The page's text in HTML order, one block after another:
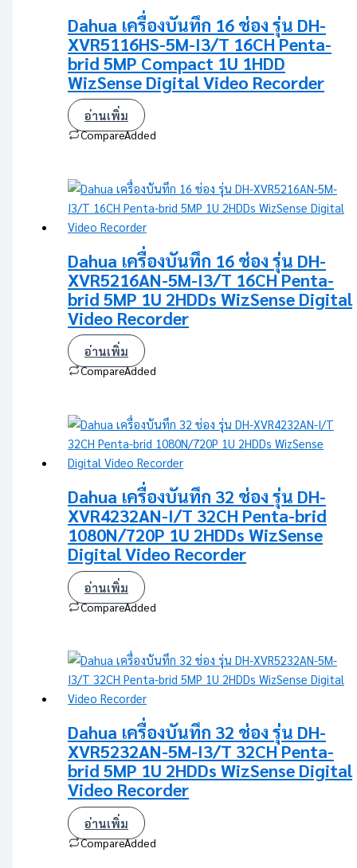
Dahua เครื่องบันทึก 16 ช่อง รุ่น DH-
XVR5116HS-5M-I3/T 16CH Penta-
brid 5MP Compact 1U 1HDD
WizSense Digital Video Recorder
อ่านเพิ่ม
CompareAdded
Dahua เครื่องบันทึก 16 ช่อง รุ่น DH-
XVR5216AN-5M-I3/T 16CH Penta-
brid 5MP 1U 2HDDs WizSense Digital
Video Recorder
อ่านเพิ่ม
CompareAdded
Dahua เครื่องบันทึก 32 ช่อง รุ่น DH-
XVR4232AN-I/T 32CH Penta-brid
1080N/720P 1U 2HDDs WizSense
Digital Video Recorder
อ่านเพิ่ม
CompareAdded
Dahua เครื่องบันทึก 32 ช่อง รุ่น DH-
XVR5232AN-5M-I3/T 32CH Penta-
brid 5MP 1U 2HDDs WizSense Digital
Video Recorder
อ่านเพิ่ม
CompareAdded